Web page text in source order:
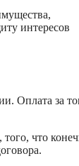
интересов
Оплата за
того, что